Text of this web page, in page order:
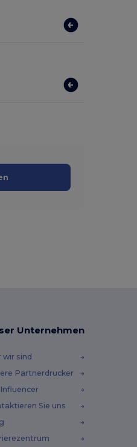
Unternehmen
wir sind
Partnerdrucker
Influencer
Sie uns